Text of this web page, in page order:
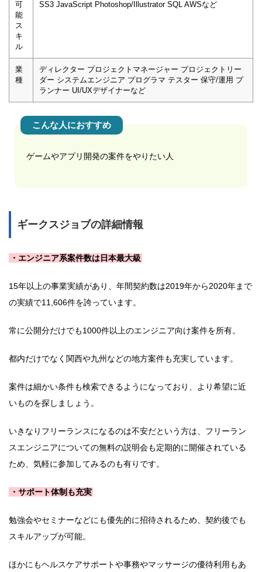
可
能
ス
キ
ル
SS3 JavaScript Photoshop/Illustrator SQL AWSなど
業
種
ディレクター プロジェクトマネージャー プロジェクトリー
ダー システムエンジニア プログラマ テスター 保守/運用 プ
ランナー UI/UXデザイナーなど
こんな人におすすめ
ゲームやアプリ開発の案件をやりたい人
ギークスジョブの詳細情報
・エンジニア系案件数は日本最大級
15年以上の事業実績があり、年間契約数は2019年から2020年まで
の実績で11,606件を誇っています。
常に公開分だけでも1000件以上のエンジニア向け案件を所有。
都内だけでなく関西や九州などの地方案件も充実しています。
案件は細かい条件も検索できるようになっており、より希望に近
いものを探しましょう。
いきなりフリーランスになるのは不安だという方は、フリーラン
スエンジニアについての無料の説明会も定期的に開催されている
ため、気軽に参加してみるのも有りです。
・サポート体制も充実
勉強会やセミナーなどにも優先的に招待されるため、契約後でも
スキルアップが可能。
ほかにもヘルスケアサポートや事務やマッサージの優待利用もあ